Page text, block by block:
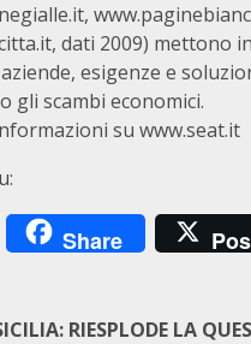
dati 2009) mettono
esigenze e
gli scambi economici.
su www.seat.it
Twitter
Share
RIESPLODE LA